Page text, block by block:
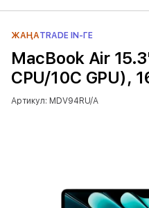
ЖАҢАTRADE IN-ГЕ
MacBook Air
CPU/10C GPU),
Артикул: MDV94RU/A